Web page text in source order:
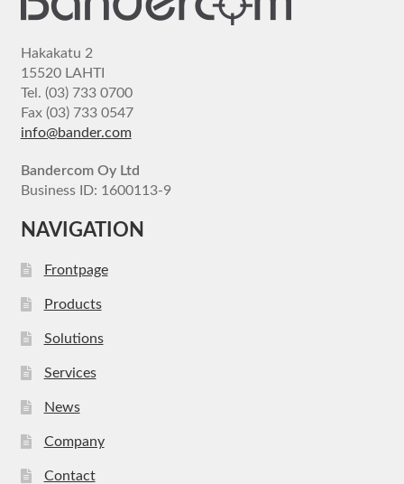
Hakakatu 2
15520 LAHTI
Tel. (03) 733 0700
Fax (03) 733 0547
info@bander.com
Bandercom Oy Ltd
Business ID: 1600113-9
NAVIGATION
Frontpage
Products
Solutions
Services
News
Company
Contact